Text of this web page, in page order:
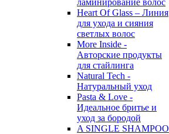
ламинирование волос
Heart Of Glass – Линия
для ухода и сияния
светлых волос
More Inside -
Авторские продукты
для стайлинга
Natural Tech -
Натуральный уход
Pasta & Love -
Идеальное бритье и
уход за бородой
A SINGLE SHAMPOO